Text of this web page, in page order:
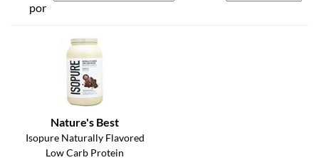
por
Nature's Best
Isopure Naturally Flavored
Low Carb Protein